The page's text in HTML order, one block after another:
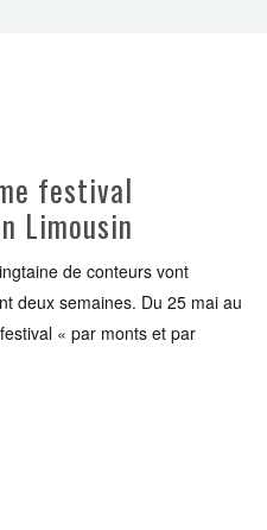
festival
Limousin
de conteurs vont
deux semaines. Du 25 mai au
« par monts et par